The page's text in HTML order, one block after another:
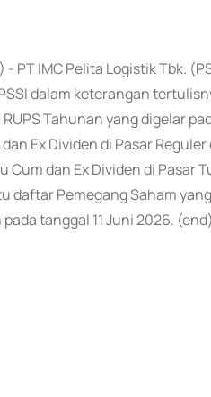
- PT IMC Pelita Logistik Tbk.
dalam keterangan
Tahunan yang digelar
Ex Dividen di Pasar
Cum dan Ex Dividen di Pasar
daftar Pemegang Saham
tanggal 11 Juni 2026. (end)